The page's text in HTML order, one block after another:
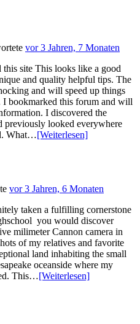
vor 3 Jahren, 7 Monaten
this site This looks like a good
and quality helpful tips. The
and will speed up things
I bookmarked this forum and will
I discovered the
previously looked everywhere
What…[Weiterlesen]
vor 3 Jahren, 6 Monaten
taken a fulfilling cornerstone
you would discover
milimeter Cannon camera in
of my relatives and favorite
land inhabiting the small
oceanside where my
This…[Weiterlesen]